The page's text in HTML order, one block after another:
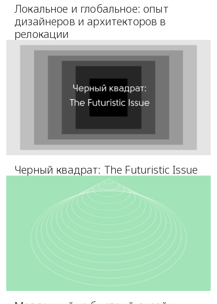
Локальное и глобальное: опыт
дизайнеров и архитекторов в
релокации
Черный квадрат: The Futuristic Issue